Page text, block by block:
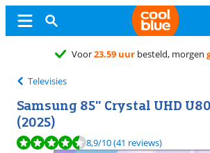
Televisies
Samsung 85" Crystal UHD
(2025)
Beoordeling is 8,9 van de 10, gebaseerd op 41
8,9/10(41 reviews)